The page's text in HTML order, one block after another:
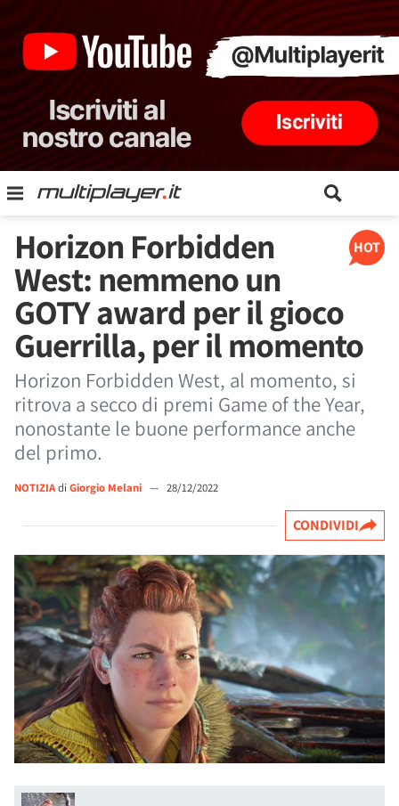
HOT
Horizon Forbidden
West: nemmeno un
GOTY award per il gioco
Guerrilla, per il momento
Horizon Forbidden West, al momento, si
ritrova a secco di premi Game of the Year,
nonostante le buone performance anche
del primo.
NOTIZIAdi Giorgio Melani — 28/12/2022
CONDIVIDI